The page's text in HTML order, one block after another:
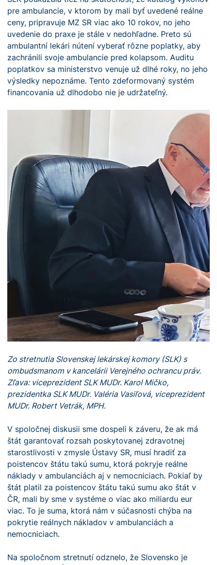
pre ambulancie, v ktorom by mali byť uvedené reálne
ceny, pripravuje MZ SR viac ako 10 rokov, no jeho
uvedenie do praxe je stále v nedohľadne. Preto sú
ambulantní lekári nútení vyberať rôzne poplatky, aby
zachránili svoje ambulancie pred kolapsom. Auditu
poplatkov sa ministerstvo venuje už dlhé roky, no jeho
výsledky nepoznáme. Tento zdeformovaný systém
financovania už dlhodobo nie je udržateľný.
Zo stretnutia Slovenskej lekárskej komory (SLK) s
ombudsmanom v kancelárii Verejného ochrancu práv.
Zľava: viceprezident SLK MUDr. Karol Mičko,
prezidentka SLK MUDr. Valéria Vasiľová, viceprezident
MUDr. Robert Vetrák, MPH.
V spoločnej diskusii sme dospeli k záveru, že ak má
štát garantovať rozsah poskytovanej zdravotnej
starostlivosti v zmysle Ústavy SR, musí hradiť za
poistencov štátu takú sumu, ktorá pokryje reálne
náklady v ambulanciách aj v nemocniciach. Pokiaľ by
štát platil za poistencov štátu takú sumu ako štát v
ČR, mali by sme v systéme o viac ako miliardu eur
viac. To je suma, ktorá nám v súčasnosti chýba na
pokrytie reálnych nákladov v ambulanciách a
nemocniciach.
Na spoločnom stretnutí odznelo, že Slovensko je